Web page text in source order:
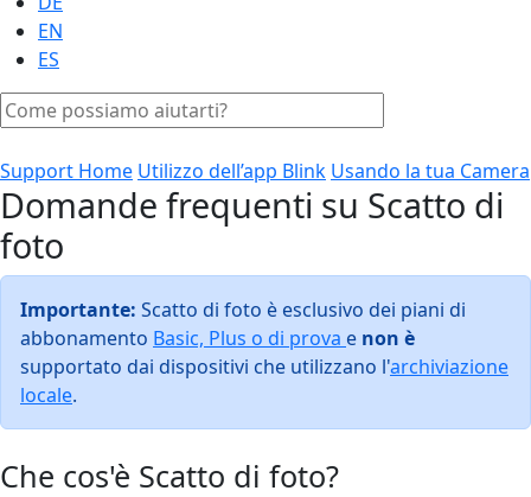
EN
ES
Support Home Utilizzo dell’app Blink Usando la tua Camera
Domande frequenti su Scatto di
foto
Importante: Scatto di foto è esclusivo dei piani di
abbonamento Basic, Plus o di prova e non è
supportato dai dispositivi che utilizzano l'archiviazione
locale.
Che cos'è Scatto di foto?